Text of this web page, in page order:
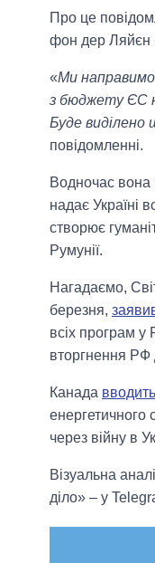
Про це
фон дер Ляйєн
«Ми направимо
з бюджету ЄС
Буде виділено
повідомленні.
Водночас вона
надає Україні
створює
Румунії.
Нагадаємо,
березня,
всіх програм у
вторгнення РФ
Канада вводить
енергетичного
через війну в
Візуальна
діло» – у